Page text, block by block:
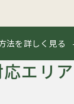
法を詳しく見る
エリア